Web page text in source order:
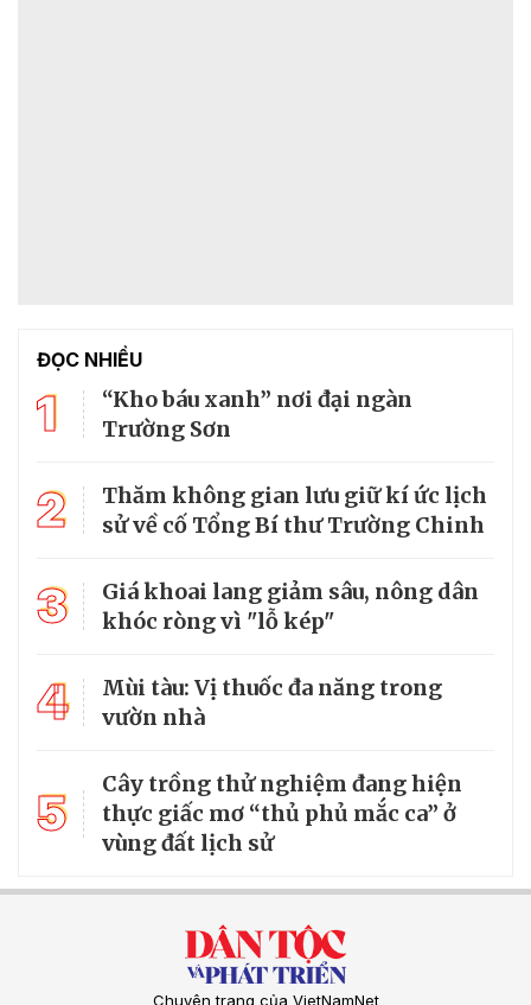
ĐỌC NHIỀU
1
“Kho báu xanh” nơi đại ngàn
Trường Sơn
2
Thăm không gian lưu giữ kí ức lịch
sử về cố Tổng Bí thư Trường Chinh
3
Giá khoai lang giảm sâu, nông dân
khóc ròng vì "lỗ kép"
4
Mùi tàu: Vị thuốc đa năng trong
vườn nhà
5
Cây trồng thử nghiệm đang hiện
thực giấc mơ “thủ phủ mắc ca” ở
vùng đất lịch sử
Chuyên trang của VietNamNet